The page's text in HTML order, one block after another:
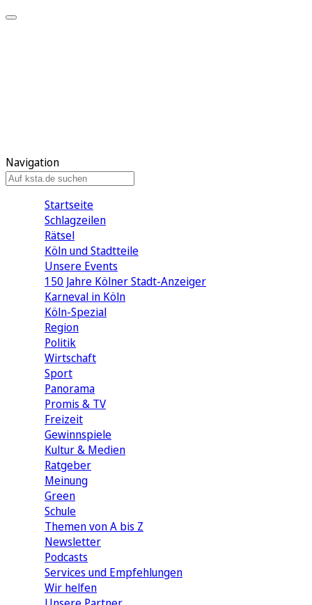
Navigation
Startseite
Schlagzeilen
Rätsel
Köln und Stadtteile
Unsere Events
150 Jahre Kölner Stadt-Anzeiger
Karneval in Köln
Köln-Spezial
Region
Politik
Wirtschaft
Sport
Panorama
Promis & TV
Freizeit
Gewinnspiele
Kultur & Medien
Ratgeber
Meinung
Green
Schule
Themen von A bis Z
Newsletter
Podcasts
Services und Empfehlungen
Wir helfen